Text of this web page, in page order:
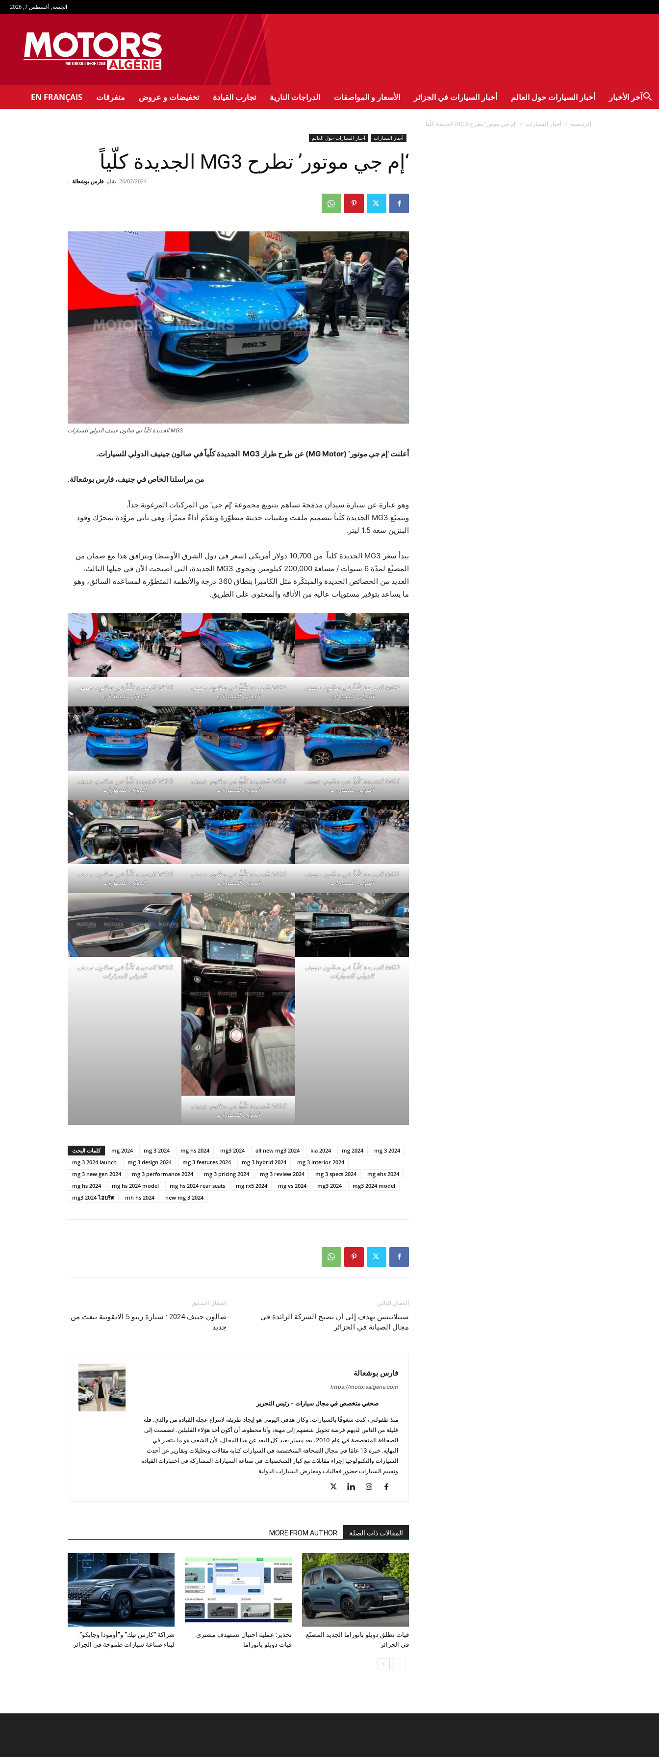
الجمعة, أغسطس 7, 2026
Motors
Algérie
–
بالعربي
EN FRANÇAIS متفرقات تخفيضات و عروض تجارب القيادة الدراجات النارية الأسعار و المواصفات أخبار السيارات في الجزائر أخبار السيارات حول العالم آخر الأخبار
الرئيسية أخبار السيارات ‘إم جي موتور’ تطرح MG3 الجديدة كلّياً
أخبار السيارات أخبار السيارات حول العالم
‘إم جي موتور’ تطرح MG3 الجديدة كلّياً
بقلم فارس بوشعالة - 26/02/2024
MG3 الجديدة كلّياً في صالون جينيف الدولي للسيارات
أعلنت ’إم جي موتور‘ (MG Motor) عن طرح طراز MG3 الجديدة كلّياً في صالون جينيف الدولي للسيارات.
من مراسلنا الخاص في جنيف، فارس بوشعالة.
وهو عبارة عن سيارة سيدان مدمَجة تساهم بتنويع مجموعة ’إم جي‘ من المركبات المرغوبة جداً.
وتتمتّع MG3 الجديدة كلّياً بتصميم ملفت وتقنيات حديثة متطوّرة وتقدّم أداءً مميّزاً، وهي تأتي مزوَّدة بمحرّك وقود
البنزين سعة 1.5 ليتر.
يبدأ سعر MG3 الجديدة كلياً من 10,700 دولار أمريكي (سعر في دول الشرق الأوسط) ويترافق هذا مع ضمان من
المصنِّع لمدّة 6 سنوات / مسافة 200,000 كيلومتر. وتحوي MG3 الجديدة، التي أصبحت الآن في جيلها الثالث،
العديد من الخصائص الجديدة والمبتكَرة مثل الكاميرا بنطاق 360 درجة والأنظمة المتطوّرة لمساعَدة السائق، وهو
ما يساعد بتوفير مستويات عالية من الأناقة والمحتوى على الطريق.
MG3 الجديدة كلّياً في صالون جينيف
الدولي للسيارات
MG3 الجديدة كلّياً في صالون جينيف
الدولي للسيارات
MG3 الجديدة كلّياً في صالون جينيف
الدولي للسيارات
MG3 الجديدة كلّياً في صالون جينيف
الدولي للسيارات
MG3 الجديدة كلّياً في صالون جينيف
الدولي للسيارات
MG3 الجديدة كلّياً في صالون جينيف
الدولي للسيارات
MG3 الجديدة كلّياً في صالون جينيف
الدولي للسيارات
MG3 الجديدة كلّياً في صالون جينيف
الدولي للسيارات
MG3 الجديدة كلّياً في صالون جينيف
الدولي للسيارات
MG3 الجديدة كلّياً في صالون جينيف
الدولي للسيارات
MG3 الجديدة كلّياً في صالون جينيف
الدولي للسيارات
MG3 الجديدة كلّياً في صالون جينيف
الدولي للسيارات
كلمات البحث 2024 mg 2024 mg 3 2024 mg hs 2024 mg3 all new mg3 2024 kia 2024 mg 2024
mg 3 2024
mg 3 2024 launch
mg 3 design 2024 mg 3 features 2024 mg 3 hybrid 2024
mg 3 interior 2024
mg 3 new gen 2024
mg 3 performance 2024 mg 3 pricing 2024 mg 3 review 2024 mg 3 specs 2024
mg ehs 2024
mg hs 2024
mg hs 2024 model mg hs 2024 rear seats mg rx5 2024 mg vs 2024 mg3 2024
mg3 2024 model
mg3 2024 ไฮบริด
mh hs 2024 new mg 3 2024
المقال السابق
صالون جنيف 2024 : سيارة رينو 5 الايقونية تبعث من
جديد
المقال التالي
ستيلانتيس تهدف إلى أن تصبح الشركة الرائدة في
مجال الصيانة في الجزائر
فارس بوشعالة
https://motorsalgerie.com
صحفي متخصص في مجال سيارات - رئيس التحرير
منذ طفولتي، كنت شغوفًا بالسيارات، وكان هدفي اليومي هو إيجاد طريقة لانتزاع عجلة القيادة من والدي. قلة
قليلة من الناس لديهم فرصة تحويل شغفهم إلى مهنة، وأنا محظوظ أن أكون أحد هؤلاء القليلين. انضممت إلى
الصحافة المتخصصة في عام 2010، بعد مسار بعيد كل البعد عن هذا المجال، لأن الشغف هو ما ينتصر في
النهاية. خبرة 13 عامًا في مجال الصحافة المتخصصة في السيارات كتابة مقالات وتحليلات وتقارير عن أحدث
السيارات والتكنولوجيا إجراء مقابلات مع كبار الشخصيات في صناعة السيارات المشاركة في اختبارات القيادة
وتقييم السيارات حضور فعاليات ومعارض السيارات الدولية
المقالات ذات الصلة MORE FROM AUTHOR
شراكة “كارس تيك” و”أومودا وجايكو”
لبناء صناعة سيارات طموحة في الجزائر
تحذير: عملية احتيال تستهدف مشتري
فيات دوبلو بانوراما
فيات تطلق دوبلو بانوراما الجديد المصنّع
في الجزائر